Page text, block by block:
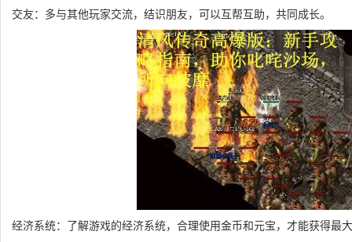
交友：多与其他玩家交流，结识朋友，可以互帮互助，共同成长。
经济系统：了解游戏的经济系统，合理使用金币和元宝，才能获得最